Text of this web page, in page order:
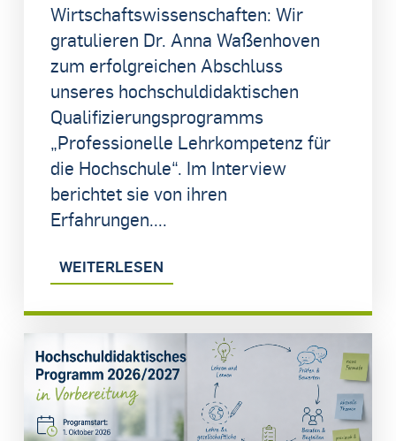
Wirtschaftswissenschaften: Wir
gratulieren Dr. Anna Waßenhoven
zum erfolgreichen Abschluss
unseres hochschuldidaktischen
Qualifizierungsprogramms
„Professionelle Lehrkompetenz für
die Hochschule“. Im Interview
berichtet sie von ihren
Erfahrungen....
WEITERLESEN